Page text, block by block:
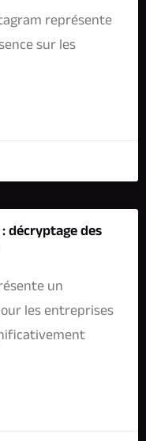
représente
sur les
décryptage des
un
les entreprises